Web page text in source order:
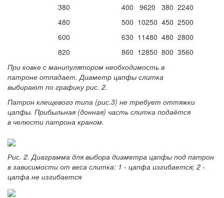
380
400 9620 380 2240
480
500 10250 450 2500
600
630 11480 480 2800
820
860 12850 800 3560
При ковке с манипулятором необходимость в
патроне отпадает. Диаметр цапфы слитка
выбирают по графику рис. 2.
Патрон клещевого типа (рис.3) не требует оттяжки
цапфы. Прибыльная (донная) часть слитка подаётся
в челюсти патрона краном.
Рис. 2. Диаграмма для выбора диаметра цапфы под патрон
в зависимости от веса слитка: 1 - цапфа изгибается; 2 -
цапфа не изгибается